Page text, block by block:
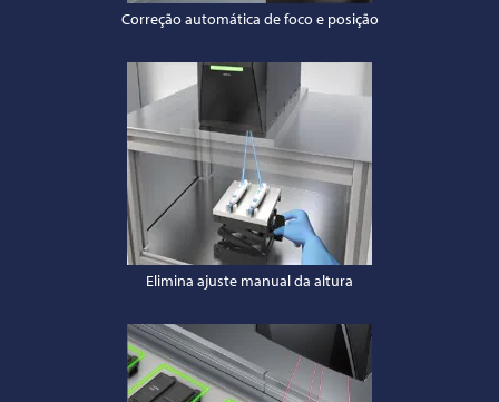
Correção automática de foco e posição
Elimina ajuste manual da altura